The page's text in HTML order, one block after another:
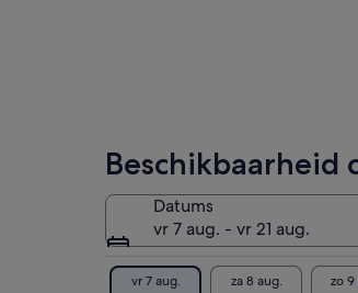
Beschikbaarheid
Datums
vr 7 aug. - vr 21 aug.
vr 7 aug. za 8 aug. zo 9